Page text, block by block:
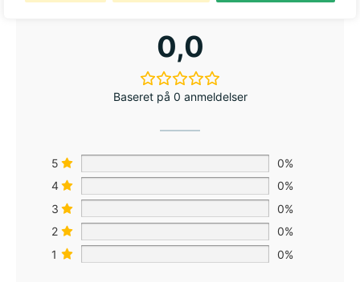
0,0
Baseret på 0 anmeldelser
5
0%
4
0%
3
0%
2
0%
1
0%